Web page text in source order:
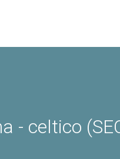
- celtico